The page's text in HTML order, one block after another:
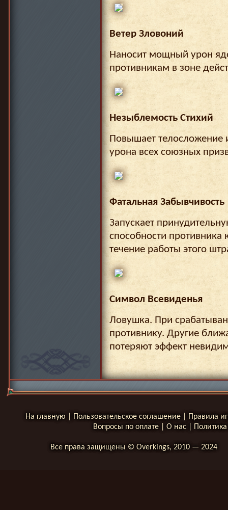
На главную Пользовательское соглашение|
Правила
Вопросы по оплате
О нас
Все права защищены © Overkings, 2010 — 2024
Ветер Зловоний
Наносит мощный урон
противникам в зоне
Незыблемость Стихий
Повышает телосложение
урона всех союзных
Фатальная Забывчивость
Запускает
способности
течение работы этого
Символ Всевиденья
Ловушка. При
противнику. Другие
потеряют эффект